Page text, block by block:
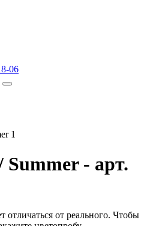
06
1
- арт.
отличаться от реального. Чтобы